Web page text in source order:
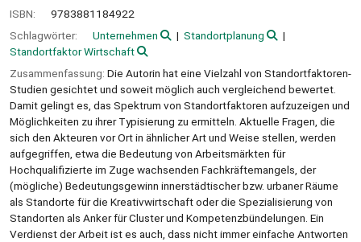
ISBN:
9783881184922
Schlagwörter:
Unternehmen
Standortplanung
Standortfaktor Wirtschaft
Zusammenfassung: Die Autorin hat eine Vielzahl von Standortfaktoren-
Studien gesichtet und soweit möglich auch vergleichend bewertet.
Damit gelingt es, das Spektrum von Standortfaktoren aufzuzeigen und
Möglichkeiten zu ihrer Typisierung zu ermitteln. Aktuelle Fragen, die
sich den Akteuren vor Ort in ähnlicher Art und Weise stellen, werden
aufgegriffen, etwa die Bedeutung von Arbeitsmärkten für
Hochqualifizierte im Zuge wachsenden Fachkräftemangels, der
(mögliche) Bedeutungsgewinn innerstädtischer bzw. urbaner Räume
als Standorte für die Kreativwirtschaft oder die Spezialisierung von
Standorten als Anker für Cluster und Kompetenzbündelungen. Ein
Verdienst der Arbeit ist es auch, dass nicht immer einfache Antworten